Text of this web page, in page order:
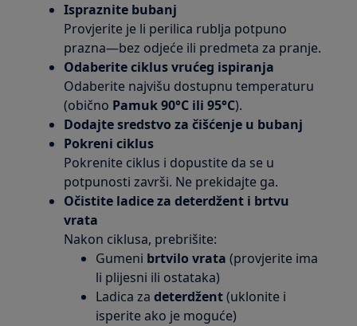
Ispraznite bubanj
Provjerite je li perilica rublja potpuno
prazna—bez odjeće ili predmeta za pranje.
Odaberite ciklus vrućeg ispiranja
Odaberite najvišu dostupnu temperaturu
(obično Pamuk90°C ili 95°C).
Dodajte sredstvo za čišćenje u bubanj
Pokreni ciklus
Pokrenite ciklus i dopustite da se u
potpunosti završi. Ne prekidajte ga.
Očistite ladice za deterdžent i brtvu
vrata
Nakon ciklusa, prebrišite:
Gumeni brtvilo vrata (provjerite ima
li plijesni ili ostataka)
Ladica zadeterdžent(uklonite i
isperite ako je moguće)